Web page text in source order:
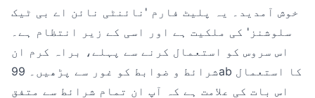
خوش آمدید۔ یہ پلیٹ فارم 'نائنٹی نائن اے بی ٹیک
سلوشنز' کی ملکیت ہے اور اسی کے زیر انتظام ہے۔
اس سروس کو استعمال کرنے سے پہلے، براہ کرم ان
شرائط و ضوابط کو غور سے پڑھیں۔ 99ab کا استعمال
اس بات کی علامت ہے کہ آپ ان تمام شرائط سے متفق